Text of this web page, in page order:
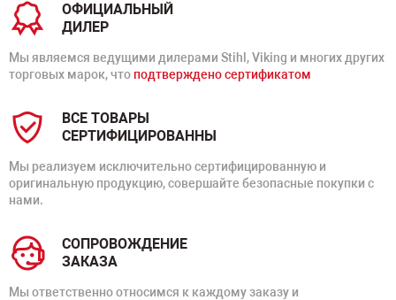
ОФИЦИАЛЬНЫЙ
ДИЛЕР
Мы являемся ведущими дилерами Stihl, Viking и многих других
торговых марок, что подтверждено сертификатом
ВСЕ ТОВАРЫ
СЕРТИФИЦИРОВАННЫ
Мы реализуем исключительно сертифицированную и
оригинальную продукцию, совершайте безопасные покупки с
нами.
СОПРОВОЖДЕНИЕ
ЗАКАЗА
Мы ответственно относимся к каждому заказу и